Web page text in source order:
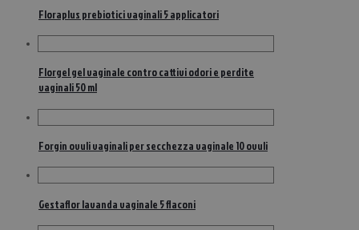
Floraplus prebiotici vaginali 5 applicatori
Florgel gel vaginale contro cattivi odori e perdite
vaginali 50 ml
Forgin ovuli vaginali per secchezza vaginale 10 ovuli
Gestaflor lavanda vaginale 5 flaconi